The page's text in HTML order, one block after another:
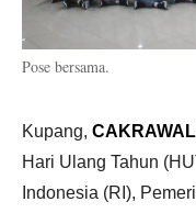
Pose bersama.
Kupang,
Hari Ulang Tahun
Indonesia (RI),